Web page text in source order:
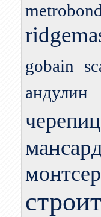
metrobond
gobain
андулин